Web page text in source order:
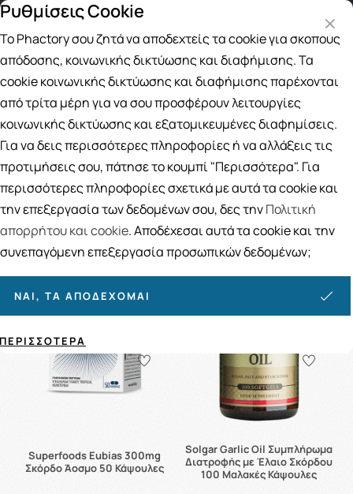
Δωρεάν μεταφορικά για αγορές άνω των 49€
Αναζήτηση
Αρχική / ΒΙΤΑΜΙΝΕΣ / SuperFoods-Bότανα / Garlic-Σκόρδο
Garlic-Σκόρδο
10ΠΡΟΪΟΝΤΑ
Ταξινόμηση Προβολή
Superfoods Eubias 300mg
Σκόρδο Άοσμο 50 Κάψουλες
Solgar Garlic Oil Συμπλήρωμα
Διατροφής με Έλαιο Σκόρδου
100 Μαλακές Κάψουλες
Ρυθμίσεις Cookie
Το Phactory σου ζητά να αποδεχτείς τα cookie για σκοπούς
απόδοσης, κοινωνικής δικτύωσης και διαφήμισης. Τα
cookie κοινωνικής δικτύωσης και διαφήμισης παρέχονται
από τρίτα μέρη για να σου προσφέρουν λειτουργίες
κοινωνικής δικτύωσης και εξατομικευμένες διαφημίσεις.
Για να δεις περισσότερες πληροφορίες ή να αλλάξεις τις
προτιμήσεις σου, πάτησε το κουμπί "Περισσότερα". Για
περισσότερες πληροφορίες σχετικά με αυτά τα cookie και
την επεξεργασία των δεδομένων σου, δες τηνΠολιτική
απορρήτου και cookie. Αποδέχεσαι αυτά τα cookie και την
συνεπαγόμενη επεξεργασία προσωπικών δεδομένων;
ΝΑΙ, ΤΑ ΑΠΟΔΈΧΟΜΑΙ
ΠΕΡΙΣΣΌΤΕΡΑ